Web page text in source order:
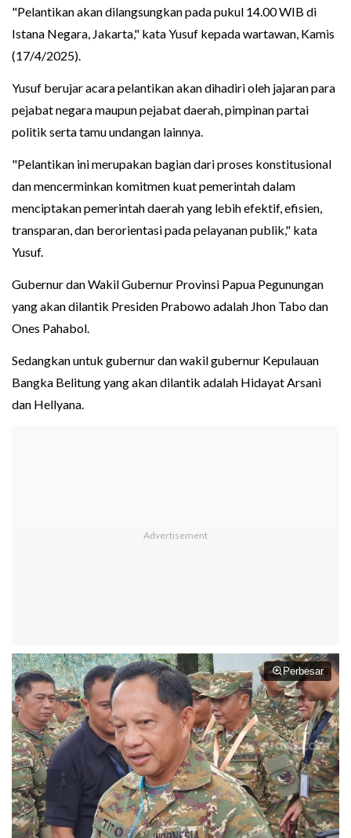
"Pelantikan akan dilangsungkan pada pukul 14.00 WIB di
Istana Negara, Jakarta," kata Yusuf kepada wartawan, Kamis
(17/4/2025).
Yusuf berujar acara pelantikan akan dihadiri oleh jajaran para
pejabat negara maupun pejabat daerah, pimpinan partai
politik serta tamu undangan lainnya.
"Pelantikan ini merupakan bagian dari proses konstitusional
dan mencerminkan komitmen kuat pemerintah dalam
menciptakan pemerintah daerah yang lebih efektif, efisien,
transparan, dan berorientasi pada pelayanan publik," kata
Yusuf.
Gubernur dan Wakil Gubernur Provinsi Papua Pegunungan
yang akan dilantik Presiden Prabowo adalah Jhon Tabo dan
Ones Pahabol.
Sedangkan untuk gubernur dan wakil gubernur Kepulauan
Bangka Belitung yang akan dilantik adalah Hidayat Arsani
dan Hellyana.
Perbesar